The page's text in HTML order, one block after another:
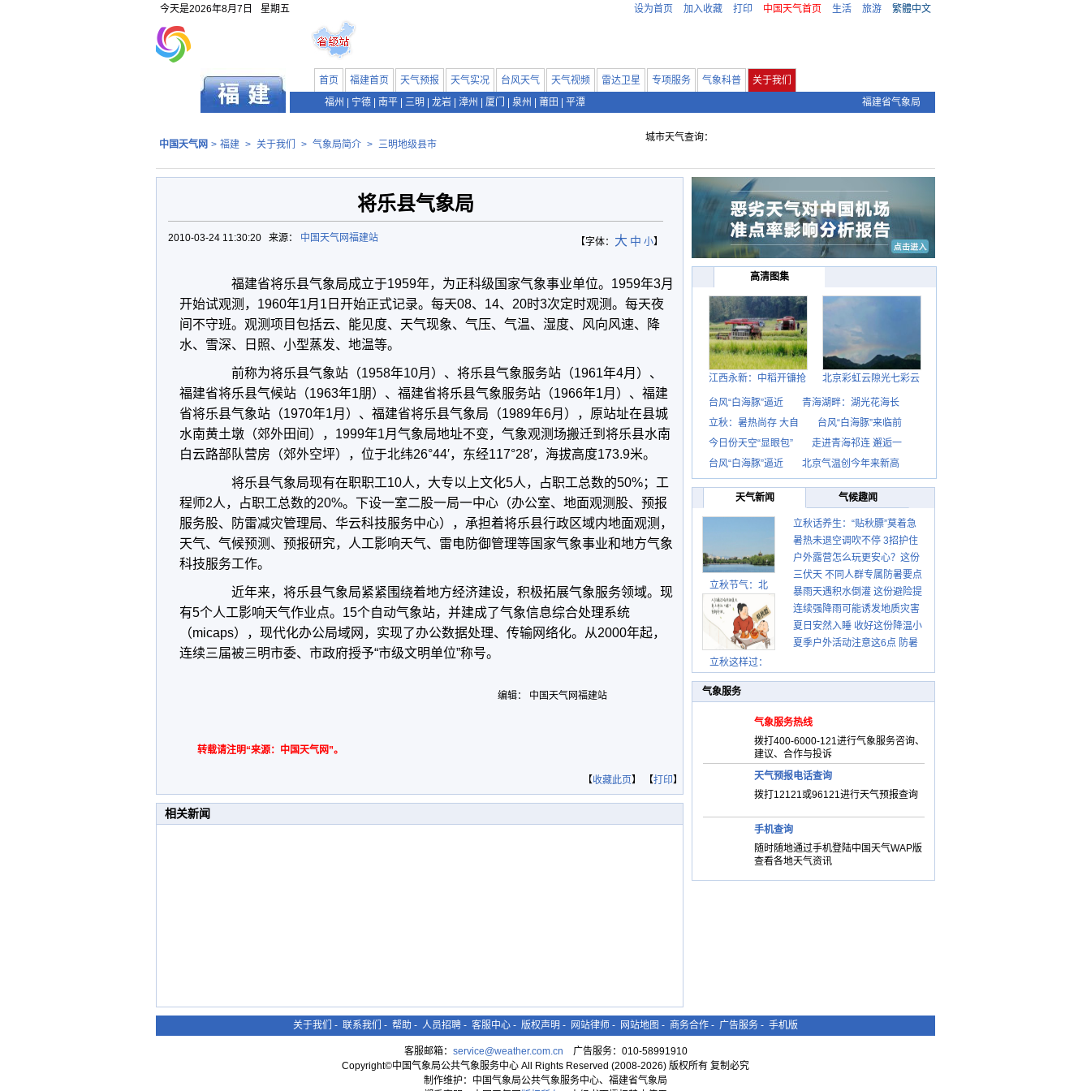
今天是2026年8月7日 星期五 设为首页 加入收藏 打印 中国天气首页 生活 旅游 繁體中文
首页 福建首页 天气预报 天气实况 台风天气 天气视频 雷达卫星 专项服务 气象科普
关于我们
福州
宁德 南平 三明 龙岩 漳州 厦门 泉州 莆田 平潭 福建省气象局
中国天气网 > 福建 > 关于我们 > 气象局简介 > 三明地级县市
城市天气查询：
将乐县气象局
【字体： 大 中 小】
2010-03-24 11:30:20 来源： 中国天气网福建站
福建省将乐县气象局成立于1959年，为正科级国家气象事业单位。1959年3月
开始试观测，1960年1月1日开始正式记录。每天08、14、20时3次定时观测。每天夜
间不守班。观测项目包括云、能见度、天气现象、气压、气温、湿度、风向风速、降
水、雪深、日照、小型蒸发、地温等。
前称为将乐县气象站（1958年10月）、将乐县气象服务站（1961年4月）、
福建省将乐县气候站（1963年1朋）、福建省将乐县气象服务站（1966年1月）、福建
省将乐县气象站（1970年1月）、福建省将乐县气象局（1989年6月），原站址在县城
水南黄土墩（郊外田间），1999年1月气象局地址不变，气象观测场搬迁到将乐县水南
白云路部队营房（郊外空坪），位于北纬26°44′，东经117°28′，海拔高度173.9米。
将乐县气象局现有在职职工10人，大专以上文化5人，占职工总数的50%；工
程师2人，占职工总数的20%。下设一室二股一局一中心（办公室、地面观测股、预报
服务股、防雷减灾管理局、华云科技服务中心），承担着将乐县行政区域内地面观测，
天气、气候预测、预报研究，人工影响天气、雷电防御管理等国家气象事业和地方气象
科技服务工作。
近年来，将乐县气象局紧紧围绕着地方经济建设，积极拓展气象服务领域。现
有5个人工影响天气作业点。15个自动气象站，并建成了气象信息综合处理系统
（micaps），现代化办公局域网，实现了办公数据处理、传输网络化。从2000年起，
连续三届被三明市委、市政府授予“市级文明单位”称号。
编辑： 中国天气网福建站
转载请注明“来源：中国天气网”。
【收藏此页】 【打印】
相关新闻
高清图集
江西永新：中稻开镰抢 北京彩虹云隙光七彩云
台风“白海豚”逼近
青海湖畔：湖光花海长
立秋：暑热尚存 大自
台风“白海豚”来临前
今日份天空“显眼包”
走进青海祁连 邂逅一
台风“白海豚”逼近
北京气温创今年来新高
天气新闻 气候趣闻
立秋节气：北
立秋这样过：
立秋话养生：“贴秋膘”莫着急
先清暑再防燥
暑热未退空调吹不停 3招护住
肩颈不酸痛
户外露营怎么玩更安心？这份
攻略请收好
三伏天 不同人群专属防暑要点
请收好
暴雨天遇积水倒灌 这份避险提
示请收好
连续强降雨可能诱发地质灾害
这些前兆要知道
夏日安然入睡 收好这份降温小
贴士
夏季户外活动注意这6点 防暑
气象服务
气象服务热线
拨打400-6000-121进行气象服务咨询、
建议、合作与投诉
天气预报电话查询
拨打12121或96121进行天气预报查询
手机查询
随时随地通过手机登陆中国天气WAP版
查看各地天气资讯
关于我们 - 联系我们 - 帮助 - 人员招聘 - 客服中心 - 版权声明 - 网站律师 - 网站地图 - 商务合作 - 广告服务 - 手机版
客服邮箱： service@weather.com.cn 广告服务：010-58991910
Copyright©中国气象局公共气象服务中心 All Rights Reserved (2008-2026) 版权所有 复制必究
制作维护：中国气象局公共气象服务中心、福建省气象局